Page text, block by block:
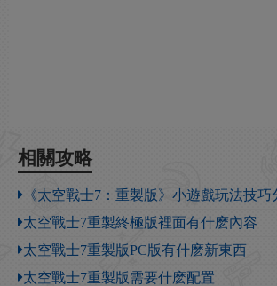
相關攻略
《太空戰士7：重製版》小遊戲玩法技巧
太空戰士7重製終極版裡面有什麽內容
太空戰士7重製版PC版有什麽新東西
太空戰士7重製版需要什麽配置